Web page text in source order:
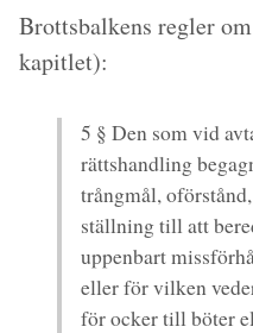
Brottsbalkens regler
kapitlet):
5 § Den som vid
rättshandling
trångmål,
ställning till att
uppenbart
eller för vilken
för ocker till böter